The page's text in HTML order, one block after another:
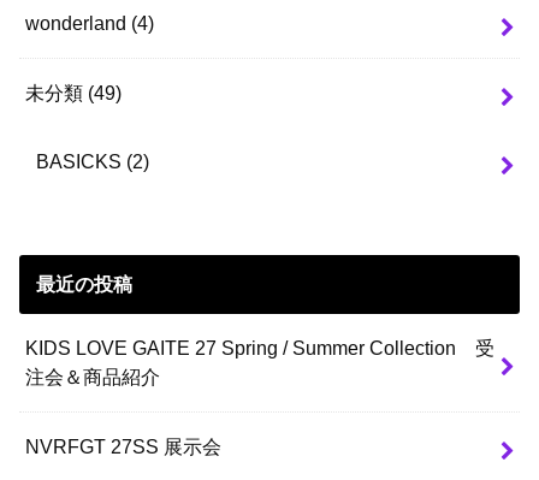
wonderland (4)
未分類 (49)
BASICKS (2)
最近の投稿
KIDS LOVE GAITE 27 Spring / Summer Collection 受
注会＆商品紹介
NVRFGT 27SS 展示会